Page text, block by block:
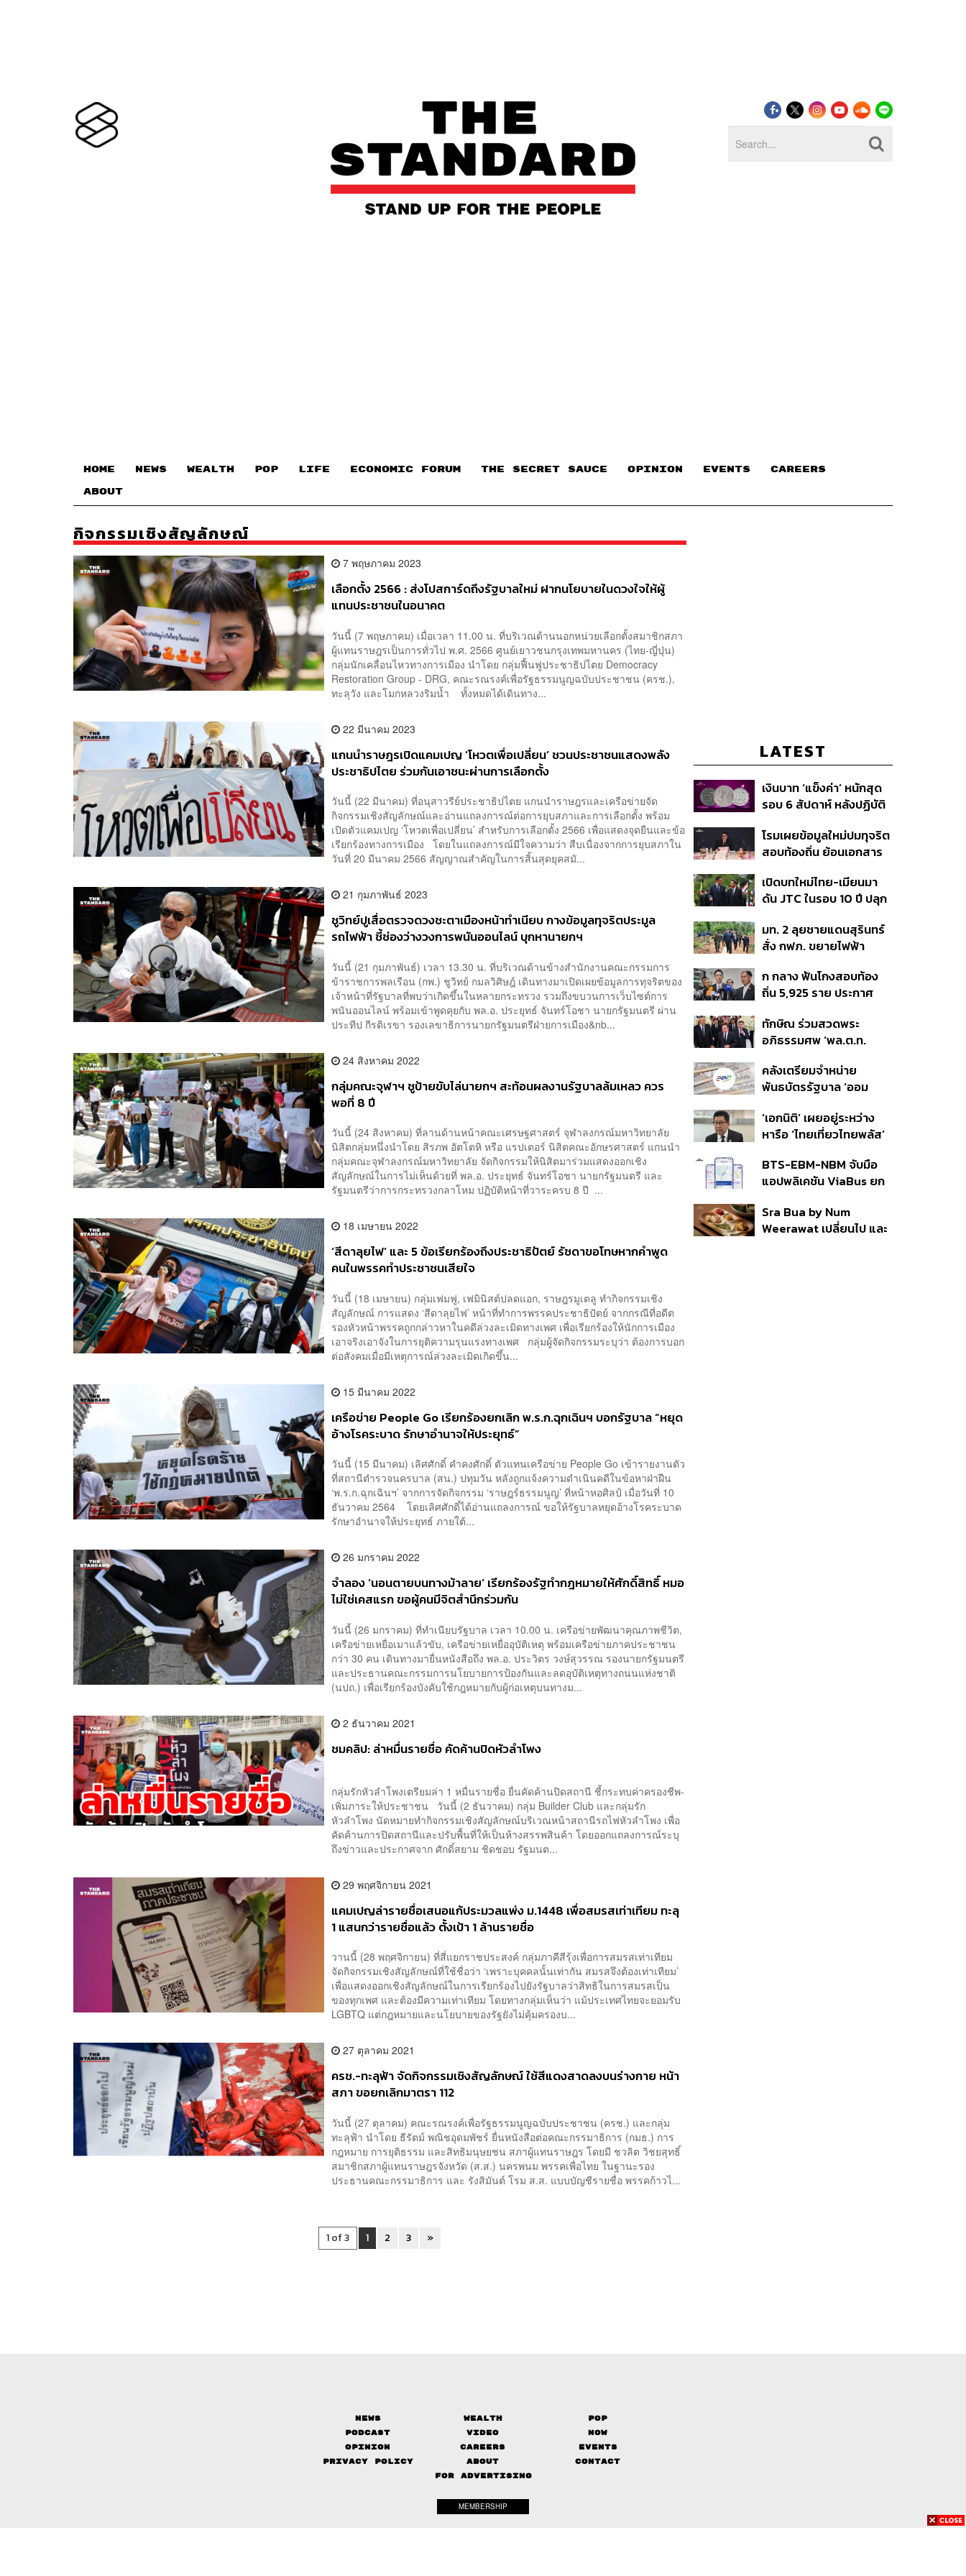
HOME NEWS WEALTH POP LIFE ECONOMIC FORUM THE SECRET SAUCE​ OPINION EVENTS CAREERS
ABOUT
กิจกรรมเชิงสัญลักษณ์
7 พฤษภาคม 2023
เลือกตั้ง 2566 : ส่งโปสการ์ดถึงรัฐบาลใหม่ ฝากนโยบายในดวงใจให้ผู้
แทนประชาชนในอนาคต
วันนี้ (7 พฤษภาคม) เมื่อเวลา 11.00 น. ที่บริเวณด้านนอกหน่วยเลือกตั้งสมาชิกสภา
ผู้แทนราษฎรเป็นการทั่วไป พ.ศ. 2566 ศูนย์เยาวชนกรุงเทพมหานคร (ไทย-ญี่ปุ่น)
กลุ่มนักเคลื่อนไหวทางการเมือง นำโดย กลุ่มฟื้นฟูประชาธิปไตย Democracy
Restoration Group - DRG, คณะรณรงค์เพื่อรัฐธรรมนูญฉบับประชาชน (ครช.),
ทะลุวัง และโมกหลวงริมน้ำ ทั้งหมดได้เดินทาง...
22 มีนาคม 2023
แกนนำราษฎรเปิดแคมเปญ ‘โหวตเพื่อเปลี่ยน’ ชวนประชาชนแสดงพลัง
ประชาธิปไตย ร่วมกันเอาชนะผ่านการเลือกตั้ง
วันนี้ (22 มีนาคม) ที่อนุสาวรีย์ประชาธิปไตย แกนนำราษฎรและเครือข่ายจัด
กิจกรรมเชิงสัญลักษณ์และอ่านแถลงการณ์ต่อการยุบสภาและการเลือกตั้ง พร้อม
เปิดตัวแคมเปญ ‘โหวตเพื่อเปลี่ยน’ สำหรับการเลือกตั้ง 2566 เพื่อแสดงจุดยืนและข้อ
เรียกร้องทางการเมือง โดยในแถลงการณ์มีใจความว่า สืบเนื่องจากการยุบสภาใน
วันที่ 20 มีนาคม 2566 สัญญาณสำคัญในการสิ้นสุดยุคสมั...
21 กุมภาพันธ์ 2023
ชูวิทย์ปูเสื่อตรวจดวงชะตาเมืองหน้าทำเนียบ กางข้อมูลทุจริตประมูล
รถไฟฟ้า ชี้ช่องว่างวงการพนันออนไลน์ บุกหานายกฯ
วันนี้ (21 กุมภาพันธ์) เวลา 13.30 น. ที่บริเวณด้านข้างสำนักงานคณะกรรมการ
ข้าราชการพลเรือน (กพ.) ชูวิทย์ กมลวิศิษฎ์ เดินทางมาเปิดเผยข้อมูลการทุจริตของ
เจ้าหน้าที่รัฐบาลที่พบว่าเกิดขึ้นในหลายกระทรวง รวมถึงขบวนการเว็บไซต์การ
พนันออนไลน์ พร้อมเข้าพูดคุยกับ พล.อ. ประยุทธ์ จันทร์โอชา นายกรัฐมนตรี ผ่าน
ประทีป กีรติเรขา รองเลขาธิการนายกรัฐมนตรีฝ่ายการเมือง&nb...
24 สิงหาคม 2022
กลุ่มคณะจุฬาฯ ชูป้ายขับไล่นายกฯ สะท้อนผลงานรัฐบาลล้มเหลว ควร
พอที่ 8 ปี
วันนี้ (24 สิงหาคม) ที่ลานด้านหน้าคณะเศรษฐศาสตร์ จุฬาลงกรณ์มหาวิทยาลัย
นิสิตกลุ่มหนึ่งนำโดย สิรภพ อัตโตหิ หรือ แรปเตอร์ นิสิตคณะอักษรศาสตร์ แกนนำ
กลุ่มคณะจุฬาลงกรณ์มหาวิทยาลัย จัดกิจกรรมให้นิสิตมาร่วมแสดงออกเชิง
สัญลักษณ์ในการไม่เห็นด้วยที่ พล.อ. ประยุทธ์ จันทร์โอชา นายกรัฐมนตรี และ
รัฐมนตรีว่าการกระทรวงกลาโหม ปฏิบัติหน้าที่วาระครบ 8 ปี ...
18 เมษายน 2022
‘สีดาลุยไฟ’ และ 5 ข้อเรียกร้องถึงประชาธิปัตย์ รัชดาขอโทษหากคำพูด
คนในพรรคทำประชาชนเสียใจ
วันนี้ (18 เมษายน) กลุ่มเฟมฟู, เฟมินิสต์ปลดแอก, ราษฎรมูเตลู ทำกิจกรรมเชิง
สัญลักษณ์ การแสดง ‘สีดาลุยไฟ’ หน้าที่ทำการพรรคประชาธิปัตย์ จากกรณีที่อดีต
รองหัวหน้าพรรคถูกกล่าวหาในคดีล่วงละเมิดทางเพศ เพื่อเรียกร้องให้นักการเมือง
เอาจริงเอาจังในการยุติความรุนแรงทางเพศ กลุ่มผู้จัดกิจกรรมระบุว่า ต้องการบอก
ต่อสังคมเมื่อมีเหตุการณ์ล่วงละเมิดเกิดขึ้น...
15 มีนาคม 2022
เครือข่าย People Go เรียกร้องยกเลิก พ.ร.ก.ฉุกเฉินฯ บอกรัฐบาล “หยุด
อ้างโรคระบาด รักษาอำนาจให้ประยุทธ์”
วันนี้ (15 มีนาคม) เลิศศักดิ์ คำคงศักดิ์ ตัวแทนเครือข่าย People Go เข้ารายงานตัว
ที่สถานีตำรวจนครบาล (สน.) ปทุมวัน หลังถูกแจ้งความดำเนินคดีในข้อหาฝ่าฝืน
‘พ.ร.ก.ฉุกเฉินฯ’ จากการจัดกิจกรรม ‘ราษฎร์ธรรมนูญ’ ที่หน้าหอศิลป์ เมื่อวันที่ 10
ธันวาคม 2564 โดยเลิศศักดิ์ได้อ่านแถลงการณ์ ขอให้รัฐบาลหยุดอ้างโรคระบาด
รักษาอำนาจให้ประยุทธ์ ภายใต้...
26 มกราคม 2022
จำลอง ‘นอนตายบนทางม้าลาย’ เรียกร้องรัฐทำกฎหมายให้ศักดิ์สิทธิ์ หมอ
ไม่ใช่เคสแรก ขอผู้คนมีจิตสำนึกร่วมกัน
วันนี้ (26 มกราคม) ที่ทำเนียบรัฐบาล เวลา 10.00 น. เครือข่ายพัฒนาคุณภาพชีวิต,
เครือข่ายเหยื่อเมาแล้วขับ, เครือข่ายเหยื่ออุบัติเหตุ พร้อมเครือข่ายภาคประชาชน
กว่า 30 คน เดินทางมายื่นหนังสือถึง พล.อ. ประวิตร วงษ์สุวรรณ รองนายกรัฐมนตรี
และประธานคณะกรรมการนโยบายการป้องกันและลดอุบัติเหตุทางถนนแห่งชาติ
(นปถ.) เพื่อเรียกร้องบังคับใช้กฎหมายกับผู้ก่อเหตุบนทางม...
2 ธันวาคม 2021
ชมคลิป: ล่าหมื่นรายชื่อ คัดค้านปิดหัวลำโพง
กลุ่มรักหัวลำโพงเตรียมล่า 1 หมื่นรายชื่อ ยื่นคัดค้านปิดสถานี ชี้กระทบค่าครองชีพ-
เพิ่มภาระให้ประชาชน วันนี้ (2 ธันวาคม) กลุ่ม Builder Club และกลุ่มรัก
หัวลำโพง นัดหมายทำกิจกรรมเชิงสัญลักษณ์บริเวณหน้าสถานีรถไฟหัวลำโพง เพื่อ
คัดค้านการปิดสถานีและปรับพื้นที่ให้เป็นห้างสรรพสินค้า โดยออกแถลงการณ์ระบุ
ถึงข่าวและประกาศจาก ศักดิ์สยาม ชิดชอบ รัฐมนต...
29 พฤศจิกายน 2021
แคมเปญล่ารายชื่อเสนอแก้ประมวลแพ่ง ม.1448 เพื่อสมรสเท่าเทียม ทะลุ
1 แสนกว่ารายชื่อแล้ว ตั้งเป้า 1 ล้านรายชื่อ
วานนี้ (28 พฤศจิกายน) ที่สี่แยกราชประสงค์ กลุ่มภาคีสีรุ้งเพื่อการสมรสเท่าเทียม
จัดกิจกรรมเชิงสัญลักษณ์ที่ใช้ชื่อว่า ‘เพราะบุคคลนั้นเท่ากัน สมรสจึงต้องเท่าเทียม’
เพื่อแสดงออกเชิงสัญลักษณ์ในการเรียกร้องไปยังรัฐบาลว่าสิทธิในการสมรสเป็น
ของทุกเพศ และต้องมีความเท่าเทียม โดยทางกลุ่มเห็นว่า แม้ประเทศไทยจะยอมรับ
LGBTQ แต่กฎหมายและนโยบายของรัฐยังไม่คุ้มครองบ...
27 ตุลาคม 2021
ครช.-ทะลุฟ้า จัดกิจกรรมเชิงสัญลักษณ์ ใช้สีแดงสาดลงบนร่างกาย หน้า
สภา ขอยกเลิกมาตรา 112
วันนี้ (27 ตุลาคม) คณะรณรงค์เพื่อรัฐธรรมนูญฉบับประชาชน (ครช.) และกลุ่ม
ทะลุฟ้า นำโดย ธีรัตม์ พณิชอุดมพัชร์ ยื่นหนังสือต่อคณะกรรมาธิการ (กมธ.) การ
กฎหมาย การยุติธรรม และสิทธิมนุษยชน สภาผู้แทนราษฎร โดยมี ชวลิต วิชยสุทธิ์
สมาชิกสภาผู้แทนราษฎรจังหวัด (ส.ส.) นครพนม พรรคเพื่อไทย ในฐานะรอง
ประธานคณะกรรมาธิการ และ รังสิมันต์ โรม ส.ส. แบบบัญชีรายชื่อ พรรคก้าวไ...
1 of 3 1 2 3 »
LATEST
เงินบาท ‘แข็งค่า’ หนักสุด
รอบ 6 สัปดาห์ หลังปฏิบัติ
สหรัฐฯ-ญี่ปุ่น Standard
Chartered เปิดเป้าสิ้นปีนี้
ต่อดอลลาร์
โรมเผยข้อมูลใหม่ปมทุจริต
สอบท้องถิ่น ย้อนเอกสาร
อนุทิน จ่อสอบต่อเอี่ยว
ตัดตอน ม.บูรพา หรือไม่
เปิดบทใหม่ไทย-เมียนมา
ดัน JTC ในรอบ 10 ปี ปลุก
ชายแดน ท่าเรือน้ำลึก
ทวาย
มท. 2 ลุยชายแดนสุรินทร์
สั่ง กฟภ. ขยายไฟฟ้า
350’ เสริมความมั่นคง
ชายแดน
ก กลาง ฟันโกงสอบท้อง
ถิ่น 5,925 ราย ประกาศ
ราย รอ ป.ป.ช. ขีดเส้นแล้ว
เสร็จ 31 ส.ค.
ทักษิณ ร่วมสวดพระ
อภิธรรมศพ ‘พล.ต.ท.
สิน’ สิริอายุ 103 ปี แกนนำ
เพื่อไทย-บุคคลหลาก
คลังเตรียมจำหน่าย
พันธบัตรรัฐบาล ‘ออม
ก.ย.นี้ อาจเพิ่มสัดส่วนการ
ขายแบบ Small Lot First
‘เอกนิติ’ เผยอยู่ระหว่าง
หารือ ‘ไทยเที่ยวไทยพลัส’
แสนล้าน มั่นใจงบต่อ ‘ไทย
ช่วยไทย พลัส’ เฟส 2 มี
BTS-EBM-NBM จับมือ
แอปพลิเคชัน ViaBus ยก
รถไฟฟ้า 3 สายแบบเรียล
ไทม์
Sra Bua by Num
Weerawat เปลี่ยนไป และ
News Wealth
Pop
Podcast
Video
Now
Opinion
Careers
Events
Privacy Policy
About
Contact
FOR ADVERTISING
MEMBERSHIP